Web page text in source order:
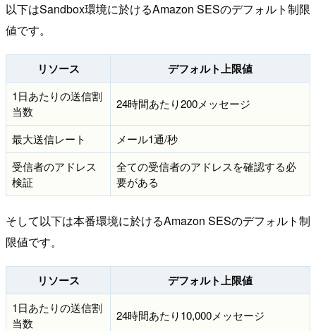
以下はSandbox環境に於けるAmazon SESのデフォルト制限
値です。
リソース デフォルト上限値
1日あたりの送信割
当数
24時間あたり200メッセージ
最大送信レート
メール1通/秒
受信者のアドレス
検証
全ての受信者のアドレスを確認する必
要がある
そして以下は本番環境に於けるAmazon SESのデフォルト制
限値です。
リソース デフォルト上限値
1日あたりの送信割
当数
24時間あたり10,000メッセージ